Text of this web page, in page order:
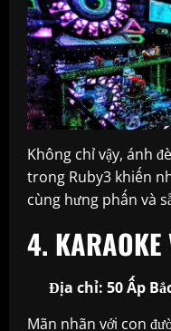
Không chỉ vậy, ánh
trong Ruby3 khiến
cùng hưng phấn và
4.
Địa chỉ: 50 Ấp
Mãn nhãn với con